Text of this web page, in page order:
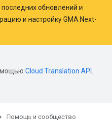
обновлений и
и настройку GMA Next-
Cloud Translation API
Помощь и сообщество